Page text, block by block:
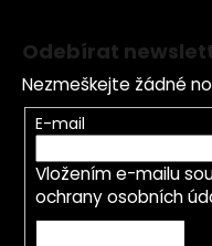
Odebírat
Nezmeškejte žádné
E-mail
Vložením e-mailu
ochrany osobních